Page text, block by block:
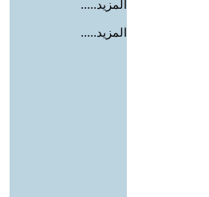
المزيد.....
المزيد.....